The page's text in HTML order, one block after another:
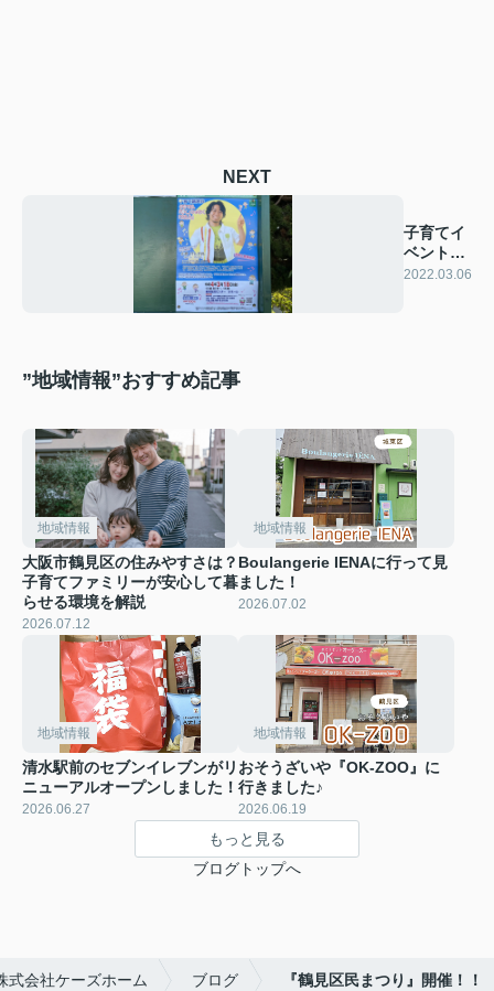
NEXT
子育てイ
ベントの
お知らせ
2022.03.06
”地域情報”おすすめ記事
地域情報
大阪市鶴見区の住みやすさは？
子育てファミリーが安心して暮
らせる環境を解説
2026.07.12
地域情報
Boulangerie IENAに行って見
ました！
2026.07.02
地域情報
清水駅前のセブンイレブンがリ
ニューアルオープンしました！
2026.06.27
地域情報
おそうざいや『OK-ZOO』に
行きました♪
2026.06.19
もっと見る
ブログトップへ
式会社ケーズホーム ブログ 『鶴見区民まつり』開催！！